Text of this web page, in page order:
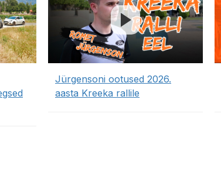
Jürgensoni ootused 2026.
aasta Kreeka rallile